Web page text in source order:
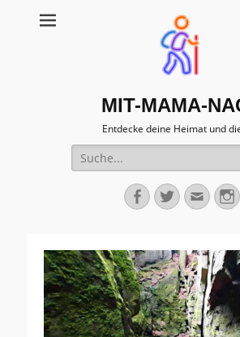
MIT-MAMA-
Entdecke deine Heimat und
Suche
für:
Facebook
TwitterEmail